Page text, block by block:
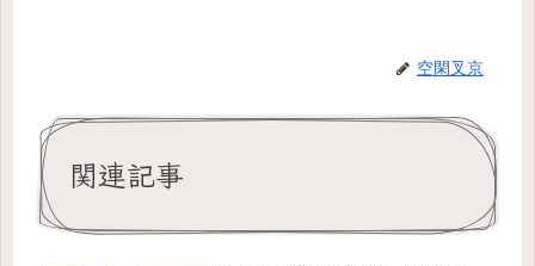
空閑叉京
関連記事